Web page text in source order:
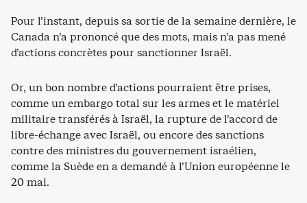
Pour l’instant, depuis sa sortie de la semaine dernière, le
Canada n’a prononcé que des mots, mais n’a pas mené
d’actions concrètes pour sanctionner Israël.
Or, un bon nombre d’actions pourraient être prises,
comme un embargo total sur les armes et le matériel
militaire transférés à Israël, la rupture de l’accord de
libre-échange avec Israël, ou encore des sanctions
contre des ministres du gouvernement israélien,
comme la Suède en a demandé à l’Union européenne le
20 mai.